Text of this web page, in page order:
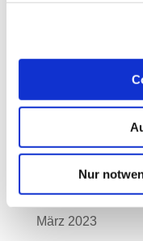
Nur
Juli 2023
April 2023
März 2023